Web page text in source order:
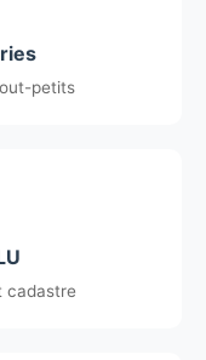
petits
cadastre